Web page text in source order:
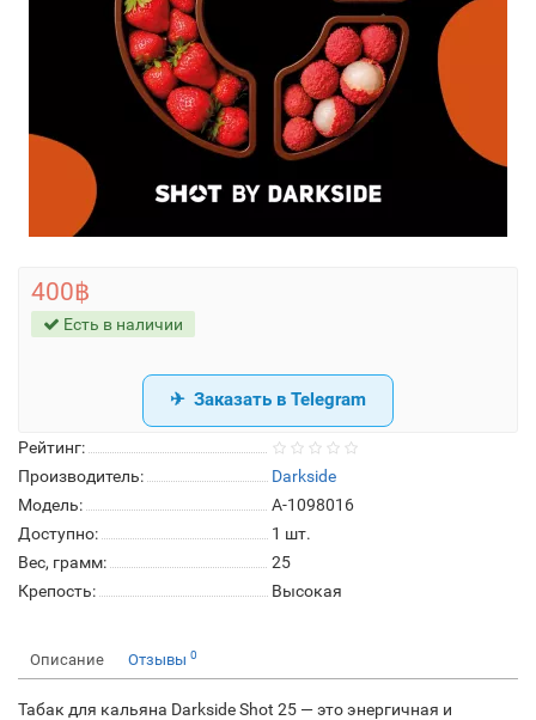
Рейтинг:
Производитель:
Darkside
Модель:
A-1098016
Доступно:
1 шт.
Вес, грамм:
25
Крепость:
Высокая
400฿
Есть в наличии
Заказать в Telegram
Описание Отзывы 0
Табак для кальяна Darkside Shot 25 — это энергичная и